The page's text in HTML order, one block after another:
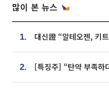
많이 본 뉴스
1.
2.